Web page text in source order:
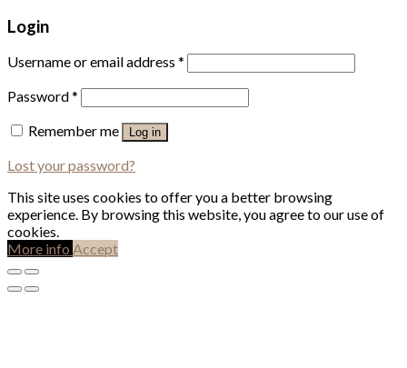
Login
Username or email address *
Password*
Remember me
Log in
Lost your password?
This site uses cookies to offer you a better browsing
experience. By browsing this website, you agree to our use of
cookies.
More info Accept